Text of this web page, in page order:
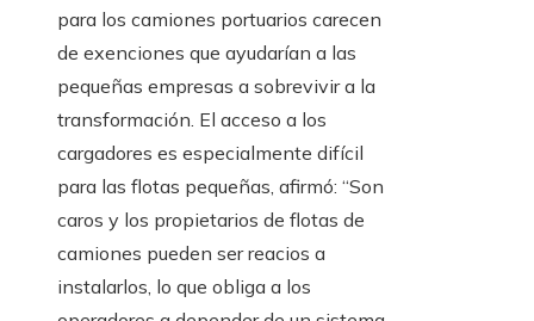
para los camiones portuarios carecen
de exenciones que ayudarían a las
pequeñas empresas a sobrevivir a la
transformación. El acceso a los
cargadores es especialmente difícil
para las flotas pequeñas, afirmó: “Son
caros y los propietarios de flotas de
camiones pueden ser reacios a
instalarlos, lo que obliga a los